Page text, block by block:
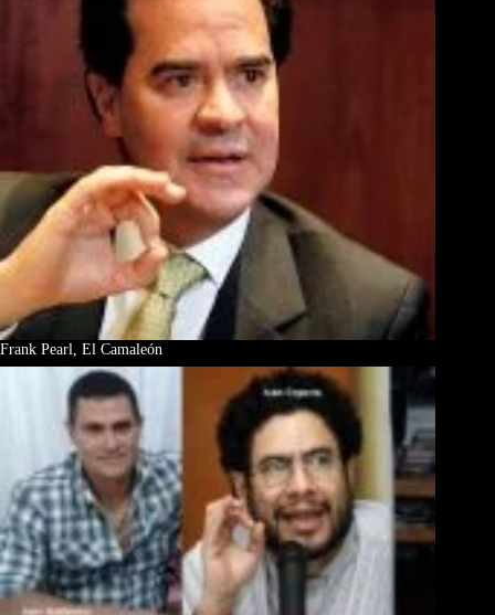
Frank Pearl, El Camaleón